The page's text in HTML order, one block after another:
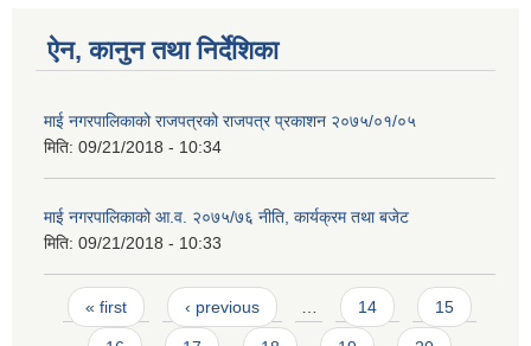
ऐन, कानुन तथा निर्देशिका
माई नगरपालिकाको राजपत्रको राजपत्र प्रकाशन २०७५/०१/०५
मिति: 09/21/2018 - 10:34
माई नगरपालिकाको आ.व. २०७५/७६ नीति, कार्यक्रम तथा बजेट
मिति: 09/21/2018 - 10:33
Pages
« first ‹ previous … 14 15